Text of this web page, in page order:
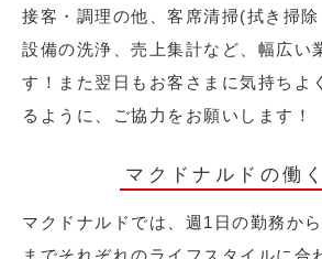
接客・調理の他、客席清掃(拭き掃除
設備の洗浄、売上集計など、幅広い
す！また翌日もお客さまに気持ちよ
るように、ご協力をお願いします！
マクドナルドの働
マクドナルドでは、週1日の勤務か